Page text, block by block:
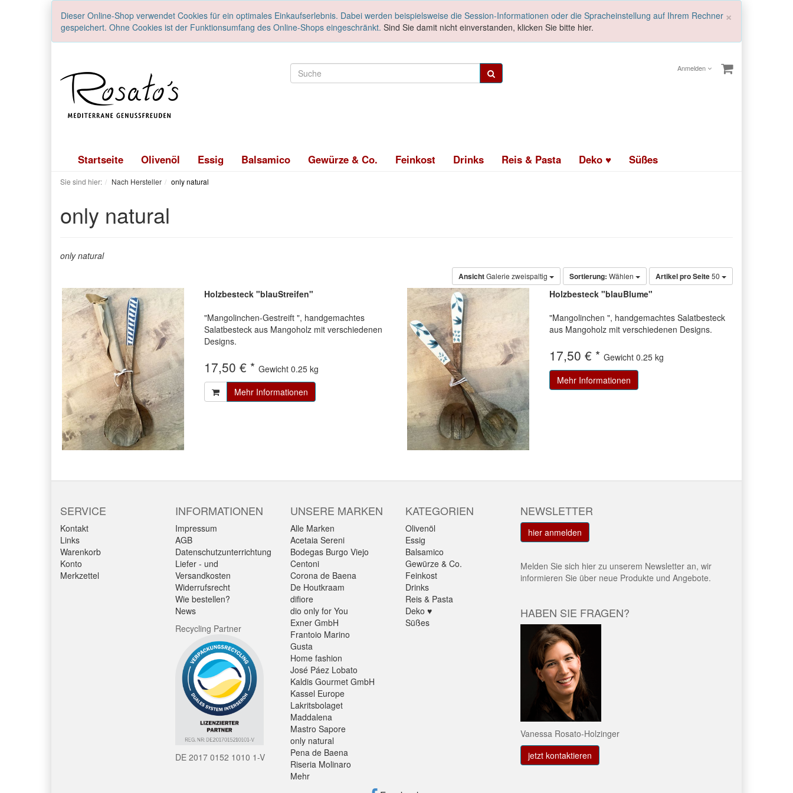
×
Dieser Online-Shop verwendet Cookies für ein optimales Einkaufserlebnis. Dabei werden beispielsweise die Session-Informationen oder die Spracheinstellung auf Ihrem Rechner
gespeichert. Ohne Cookies ist der Funktionsumfang des Online-Shops eingeschränkt. Sind Sie damit nicht einverstanden, klicken Sie bitte hier.
Anmelden
Startseite Olivenöl Essig Balsamico Gewürze & Co. Feinkost Drinks Reis & Pasta Deko ♥ Süßes
Sie sind hier: Nach Hersteller only natural
only natural
only natural
AnsichtGalerie zweispaltig Sortierung: Wählen Artikel pro Seite50
Holzbesteck "blauStreifen"
"Mangolinchen-Gestreift ", handgemachtes
Salatbesteck aus Mangoholz mit verschiedenen
Designs.
17,50 € * Gewicht 0.25 kg
Mehr Informationen
Holzbesteck "blauBlume"
"Mangolinchen ", handgemachtes Salatbesteck
aus Mangoholz mit verschiedenen Designs.
17,50 € * Gewicht 0.25 kg
Mehr Informationen
SERVICE
Kontakt
Links
Warenkorb
Konto
Merkzettel
INFORMATIONEN
Impressum
AGB
Datenschutzunterrichtung
Liefer - und
Versandkosten
Widerrufsrecht
Wie bestellen?
News
Recycling Partner
DE 2017 0152 1010 1-V
UNSERE MARKEN
Alle Marken
Acetaia Sereni
Bodegas Burgo Viejo
Centoni
Corona de Baena
De Houtkraam
difiore
dio only for You
Exner GmbH
Frantoio Marino
Gusta
Home fashion
José Páez Lobato
Kaldis Gourmet GmbH
Kassel Europe
Lakritsbolaget
Maddalena
Mastro Sapore
only natural
Pena de Baena
Riseria Molinaro
Mehr
KATEGORIEN
Olivenöl
Essig
Balsamico
Gewürze & Co.
Feinkost
Drinks
Reis & Pasta
Deko ♥
Süßes
NEWSLETTER
hier anmelden
Melden Sie sich hier zu unserem Newsletter an, wir
informieren Sie über neue Produkte und Angebote.
HABEN SIE FRAGEN?
Vanessa Rosato-Holzinger
jetzt kontaktieren